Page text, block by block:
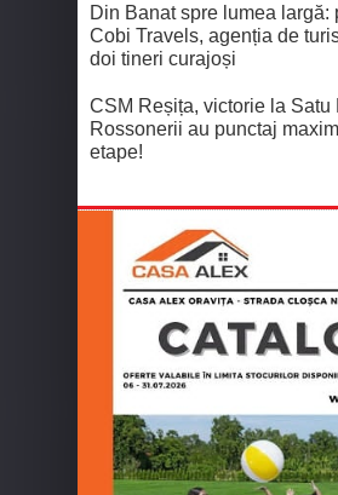
Din Banat spre lumea largă:
Cobi Travels, agenția de
doi tineri curajoși
CSM Reșița, victorie la Satu
Rossonerii au punctaj
etape!